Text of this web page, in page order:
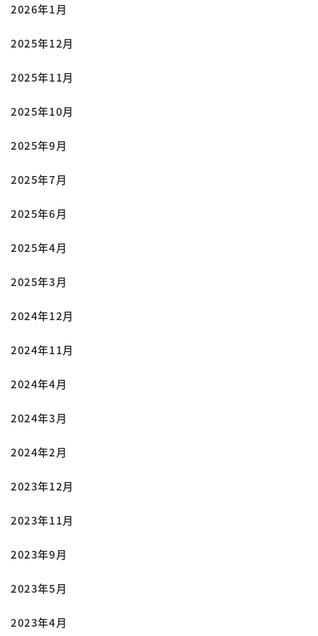
2026年1月
2025年12月
2025年11月
2025年10月
2025年9月
2025年7月
2025年6月
2025年4月
2025年3月
2024年12月
2024年11月
2024年4月
2024年3月
2024年2月
2023年12月
2023年11月
2023年9月
2023年5月
2023年4月